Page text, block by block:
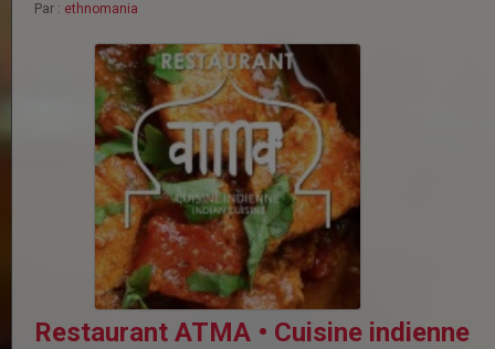
Par : ethnomania
Restaurant ATMA • Cuisine indienne